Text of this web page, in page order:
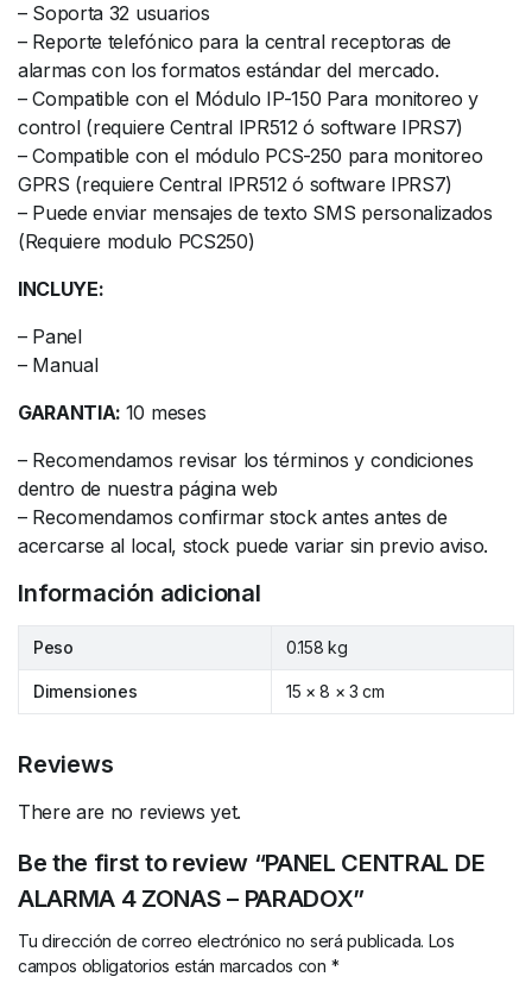
– Soporta 32 usuarios
– Reporte telefónico para la central receptoras de
alarmas con los formatos estándar del mercado.
– Compatible con el Módulo IP-150 Para monitoreo y
control (requiere Central IPR512 ó software IPRS7)
– Compatible con el módulo PCS-250 para monitoreo
GPRS (requiere Central IPR512 ó software IPRS7)
– Puede enviar mensajes de texto SMS personalizados
(Requiere modulo PCS250)
INCLUYE:
– Panel
– Manual
GARANTIA: 10 meses
– Recomendamos revisar los términos y condiciones
dentro de nuestra página web
– Recomendamos confirmar stock antes antes de
acercarse al local, stock puede variar sin previo aviso.
Información adicional
Peso 0.158 kg
Dimensiones 15 × 8 × 3 cm
Reviews
There are no reviews yet.
Be the first to review “PANEL CENTRAL DE
ALARMA 4 ZONAS – PARADOX”
Tu dirección de correo electrónico no será publicada. Los
campos obligatorios están marcados con *